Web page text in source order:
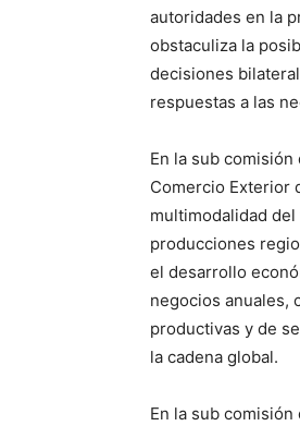
autoridades en la
obstaculiza la
decisiones
respuestas a las
En la sub
Comercio Exterior
multimodalidad
producciones
el desarrollo
negocios anuales,
productivas y de
la cadena global.
En la sub